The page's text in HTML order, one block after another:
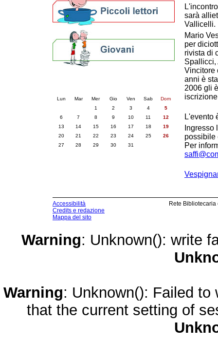
sarà
Vallicelli.
Mario
per
rivista di
Spallicci,
Vincitore
anni è
2006 gli
L'evento
possibile
Per
Lun Mar Mer Gio Ven Sab
Dom
1
2 3 4
5
6
7 8 9 10 11
12
13
14 15 16 17 18
19
20
21 22 23 24 25
26
27
28 29 30 31
Accessibilità
Credits e redazione
Mappa del sito
Rete
Warning: Unknown(): write
Warning: Unknown(): Failed
that the current setting of